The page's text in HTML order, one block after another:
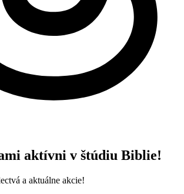
aktívni v štúdiu Biblie!
a aktuálne akcie!